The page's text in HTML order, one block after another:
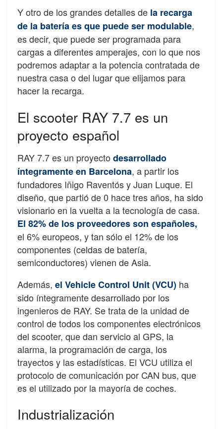
Y otro de los grandes detalles de la recarga
de la batería es que puede ser modulable,
es decir, que puede ser programada para
cargas a diferentes amperajes, con lo que nos
podremos adaptar a la potencia contratada de
nuestra casa o del lugar que elijamos para
hacer la recarga.
El scooter RAY 7.7 es un
proyecto español
RAY 7.7 es un proyecto desarrollado
íntegramente en Barcelona, a partir los
fundadores Iñigo Raventós y Juan Luque. El
diseño, que partió de 0 hace tres años, ha sido
visionario en la vuelta a la tecnología de casa.
El 82% de los proveedores son españoles,
el 6% europeos, y tan sólo el 12% de los
componentes (celdas de batería,
semiconductores) vienen de Asia.
Además, el Vehicle Control Unit (VCU) ha
sido íntegramente desarrollado por los
ingenieros de RAY. Se trata de la unidad de
control de todos los componentes electrónicos
del scooter, que dan servicio al GPS, la
alarma, la programación de carga, los
trayectos y las estadísticas. El VCU utiliza el
protocolo de comunicación por CAN bus, que
es el utilizado por la mayoría de coches.
Industrialización